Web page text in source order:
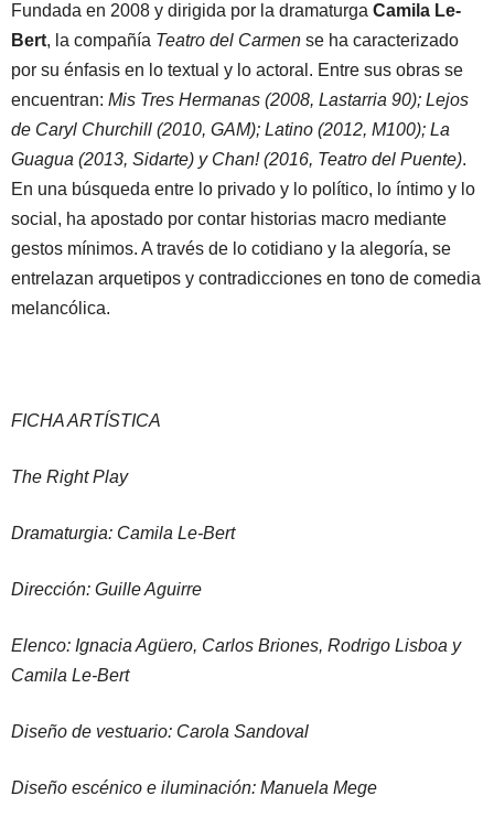
Fundada en 2008 y dirigida por la dramaturga Camila Le-
Bert, la compañía Teatro del Carmen se ha caracterizado
por su énfasis en lo textual y lo actoral. Entre sus obras se
encuentran: Mis Tres Hermanas (2008, Lastarria 90); Lejos
de Caryl Churchill (2010, GAM); Latino (2012, M100); La
Guagua (2013, Sidarte) y Chan! (2016, Teatro del Puente).
En una búsqueda entre lo privado y lo político, lo íntimo y lo
social, ha apostado por contar historias macro mediante
gestos mínimos. A través de lo cotidiano y la alegoría, se
entrelazan arquetipos y contradicciones en tono de comedia
melancólica.
FICHA ARTÍSTICA
The Right Play
Dramaturgia: Camila Le-Bert
Dirección: Guille Aguirre
Elenco: Ignacia Agüero, Carlos Briones, Rodrigo Lisboa y
Camila Le-Bert
Diseño de vestuario: Carola Sandoval
Diseño escénico e iluminación: Manuela Mege